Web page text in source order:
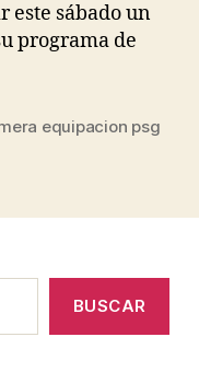
este sábado un
programa de
equipacion psg
BUSCAR